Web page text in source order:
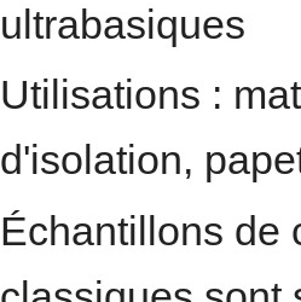
ultrabasiques
Utilisations :
d'isolation,
Échantillons de